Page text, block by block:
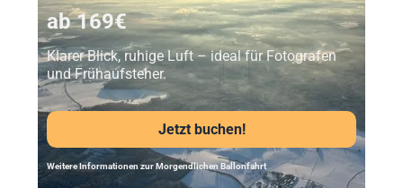
ab 169€
Klarer Blick, ruhige Luft – ideal für Fotografen
und Frühaufsteher.
Jetzt buchen!
Weitere Informationen zur Morgendlichen Ballonfahrt